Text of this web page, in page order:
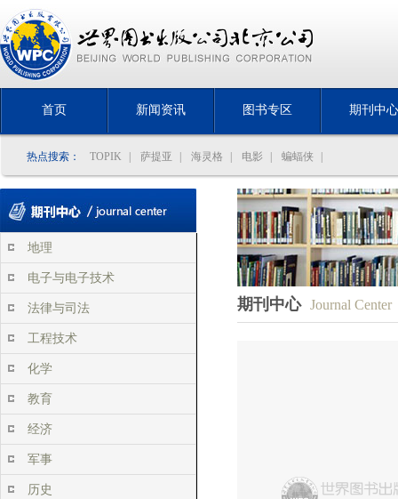
首页 新闻资讯 图书专区 期刊中心
热点搜索： TOPIK 萨提亚 海灵格 电影 蝙蝠侠
地理
电子与电子技术
法律与司法
工程技术
化学
教育
经济
军事
历史
期刊中心 Journal Center